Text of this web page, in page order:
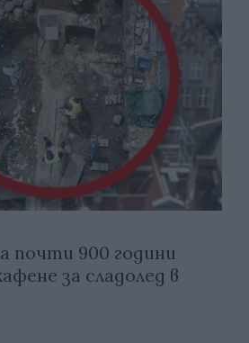
почти 900 години
за сладолед в